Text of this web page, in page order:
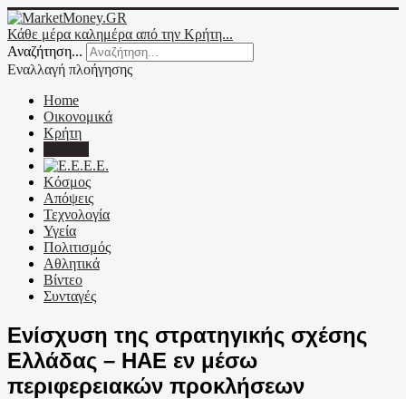
Κάθε μέρα καλημέρα από την Κρήτη...
Αναζήτηση...
Εναλλαγή πλοήγησης
Home
Οικονομικά
Κρήτη
Ε.Ε.
Κόσμος
Απόψεις
Τεχνολογία
Υγεία
Πολιτισμός
Αθλητικά
Βίντεο
Συνταγές
Ενίσχυση της στρατηγικής σχέσης
Ελλάδας – ΗΑΕ εν μέσω
περιφερειακών προκλήσεων